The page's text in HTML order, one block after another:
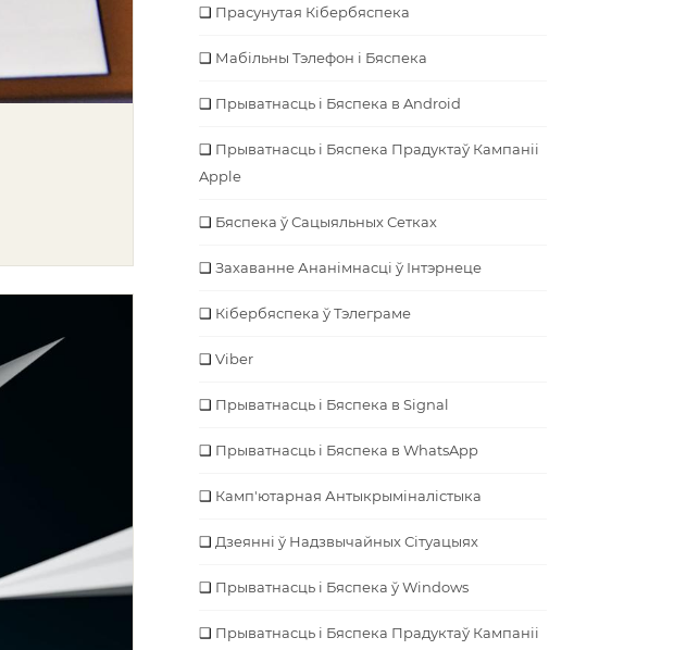
Прасунутая Кібербяспека
Мабільны Тэлефон і Бяспека
Прыватнасць і Бяспека в Android
Прыватнасць і Бяспека Прадуктаў Кампаніі
Apple
Бяспека ў Сацыяльных Сетках
Захаванне Ананімнасці ў Інтэрнеце
Кібербяспека ў Тэлеграме
Viber
Прыватнасць і Бяспека в Signal
Прыватнасць і Бяспека в WhatsApp
Камп'ютарная Антыкрыміналістыка
Дзеянні ў Надзвычайных Сітуацыях
Прыватнасць і Бяспека ў Windows
Прыватнасць і Бяспека Прадуктаў Кампаніі